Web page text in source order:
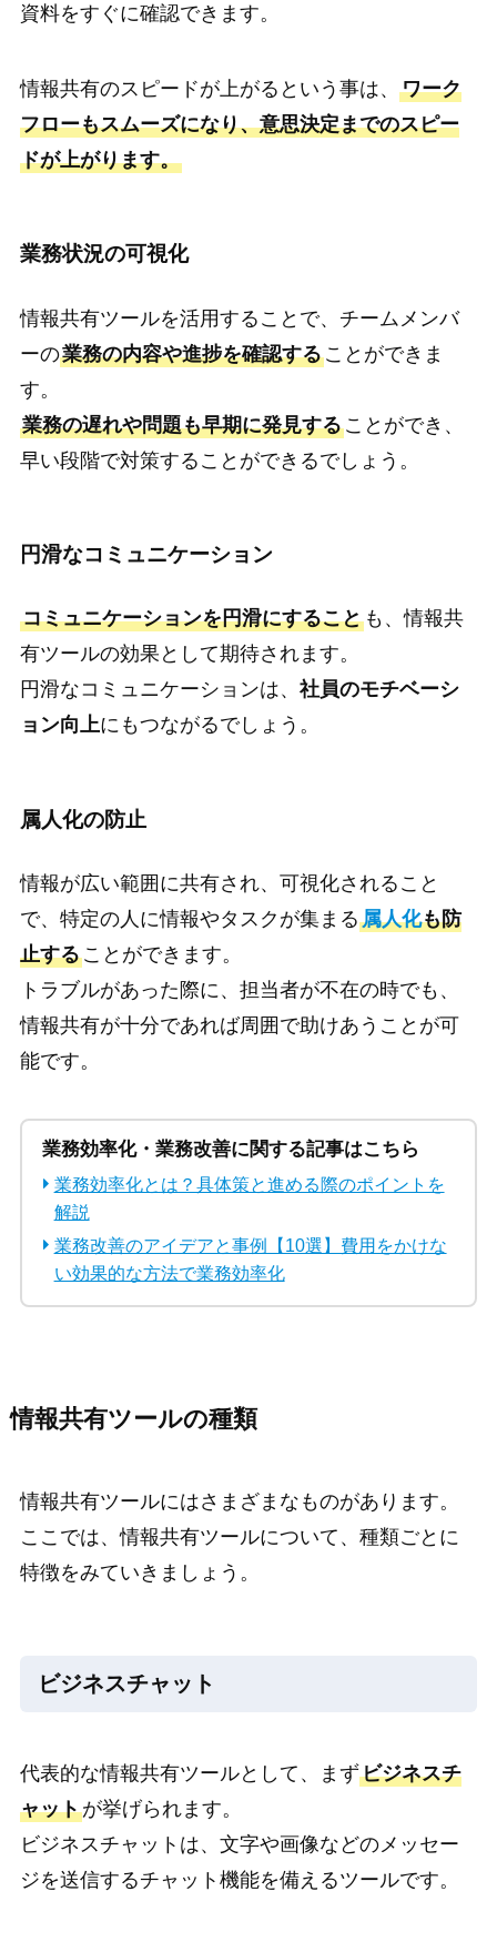
資料をすぐに確認できます。
情報共有のスピードが上がるという事は、 ワーク
フローもスムーズになり、意思決定までのスピー
ドが上がります。
業務状況の可視化
情報共有ツールを活用することで、チームメンバ
ーの業務の内容や進捗を確認することができま
す。
業務の遅れや問題も早期に発見することができ、
早い段階で対策することができるでしょう。
円滑なコミュニケーション
コミュニケーションを円滑にすることも、情報共
有ツールの効果として期待されます。
円滑なコミュニケーションは、 社員のモチベーシ
ョン向上にもつながるでしょう。
属人化の防止
情報が広い範囲に共有され、可視化されること
で、特定の人に情報やタスクが集まる属人化も防
止することができます。
トラブルがあった際に、担当者が不在の時でも、
情報共有が十分であれば周囲で助けあうことが可
能です。
業務効率化・業務改善に関する記事はこちら
業務効率化とは？具体策と進める際のポイントを
解説
業務改善のアイデアと事例【10選】費用をかけな
い効果的な方法で業務効率化
情報共有ツールの種類
情報共有ツールにはさまざまなものがあります。
ここでは、情報共有ツールについて、種類ごとに
特徴をみていきましょう。
ビジネスチャット
代表的な情報共有ツールとして、まずビジネスチ
ャットが挙げられます。
ビジネスチャットは、文字や画像などのメッセー
ジを送信するチャット機能を備えるツールです。